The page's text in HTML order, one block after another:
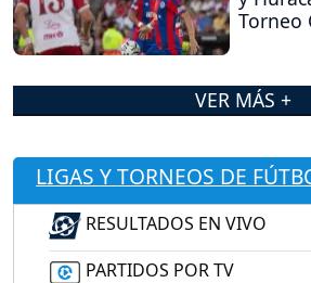
Torneo
VER MÁS +
LIGAS Y TORNEOS DE
RESULTADOS EN VIVO
PARTIDOS POR TV